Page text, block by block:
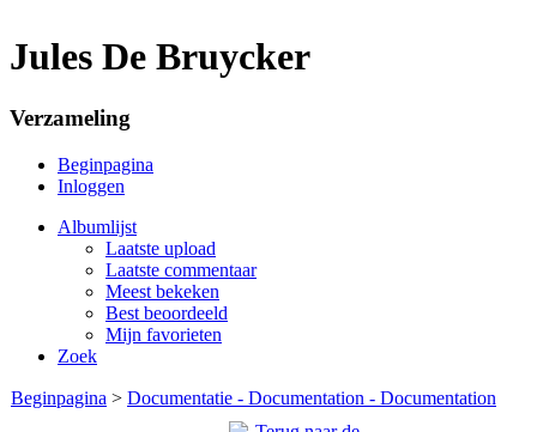
Jules De Bruycker
Verzameling
Beginpagina
Inloggen
Albumlijst
Laatste upload
Laatste commentaar
Meest bekeken
Best beoordeeld
Mijn favorieten
Zoek
Beginpagina > Documentatie - Documentation - Documentation